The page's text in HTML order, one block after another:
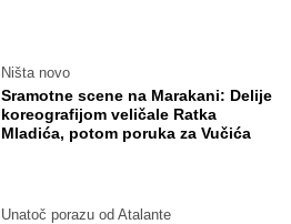
Ništa novo
Sramotne scene na Marakani: Delije
koreografijom veličale Ratka
Mladića, potom poruka za Vučića
Unatoč porazu od Atalante